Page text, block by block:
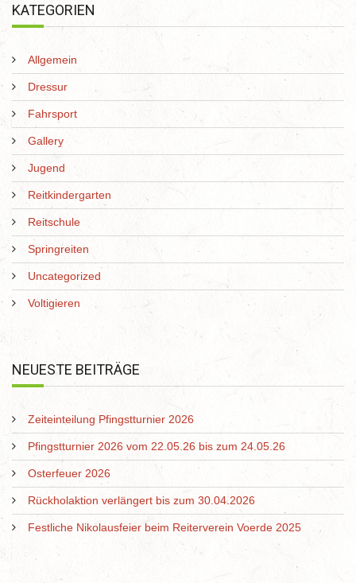
KATEGORIEN
Allgemein
Dressur
Fahrsport
Gallery
Jugend
Reitkindergarten
Reitschule
Springreiten
Uncategorized
Voltigieren
NEUESTE BEITRÄGE
Zeiteinteilung Pfingstturnier 2026
Pfingstturnier 2026 vom 22.05.26 bis zum 24.05.26
Osterfeuer 2026
Rückholaktion verlängert bis zum 30.04.2026
Festliche Nikolausfeier beim Reiterverein Voerde 2025